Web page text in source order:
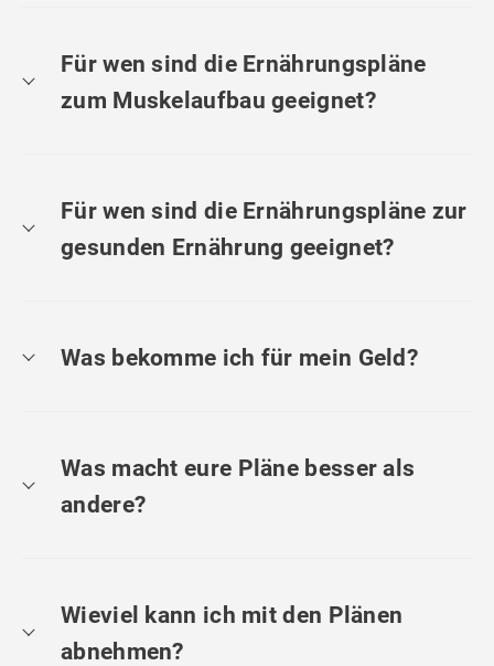
Für wen sind die Ernährungspläne
zum Muskelaufbau geeignet?
Für wen sind die Ernährungspläne zur
gesunden Ernährung geeignet?
Was bekomme ich für mein Geld?
Was macht eure Pläne besser als
andere?
Wieviel kann ich mit den Plänen
abnehmen?